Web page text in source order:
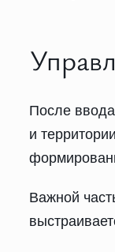
После
и
Важной